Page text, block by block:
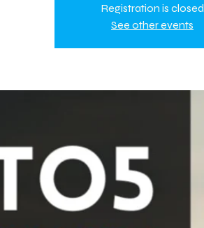
Registration is closed
See other events